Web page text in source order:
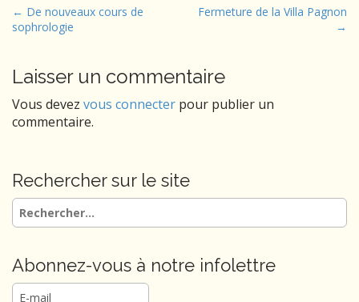
P
o
t
n
a
g
a
t
o
n
← De nouveaux cours de
sophrologie
Fermeture de la Villa Pagnon
→
Laisser un commentaire
Vous devez vous connecter pour publier un
commentaire.
Rechercher sur le site
Rechercher :
Abonnez-vous à notre infolettre